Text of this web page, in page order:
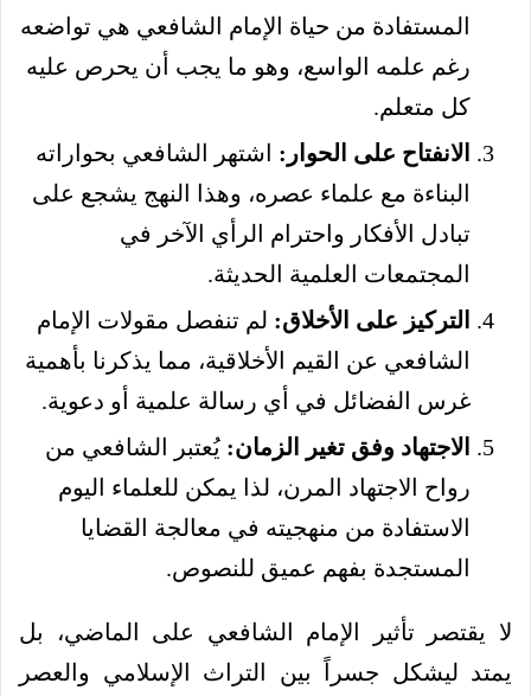
المستفادة من حياة الإمام الشافعي هي تواضعه
رغم علمه الواسع، وهو ما يجب أن يحرص عليه
كل متعلم.
الانفتاح على الحوار: اشتهر الشافعي بحواراته
البناءة مع علماء عصره، وهذا النهج يشجع على
تبادل الأفكار واحترام الرأي الآخر في
المجتمعات العلمية الحديثة.
التركيز على الأخلاق: لم تنفصل مقولات الإمام
الشافعي عن القيم الأخلاقية، مما يذكرنا بأهمية
غرس الفضائل في أي رسالة علمية أو دعوية.
الاجتهاد وفق تغير الزمان: يُعتبر الشافعي من
رواح الاجتهاد المرن، لذا يمكن للعلماء اليوم
الاستفادة من منهجيته في معالجة القضايا
المستجدة بفهم عميق للنصوص.
لا يقتصر تأثير الإمام الشافعي على الماضي، بل
يمتد ليشكل جسراً بين التراث الإسلامي والعصر